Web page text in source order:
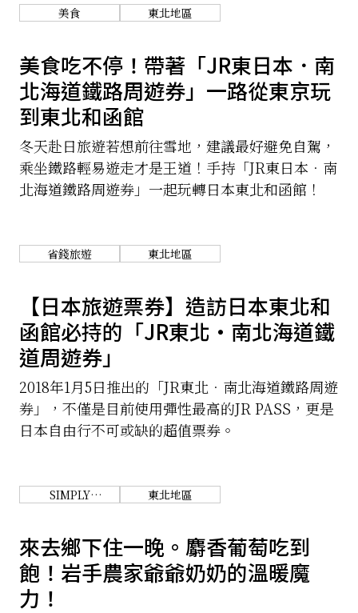
美食 東北地區
美食吃不停！帶著「JR東日本．南
北海道鐵路周遊券」一路從東京玩
到東北和函館
冬天赴日旅遊若想前往雪地，建議最好避免自駕，
乘坐鐵路輕易遊走才是王道！手持「JR東日本．南
北海道鐵路周遊券」一起玩轉日本東北和函館！
省錢旅遊 東北地區
【日本旅遊票券】造訪日本東北和
函館必持的「JR東北・南北海道鐵
道周遊券」
2018年1月5日推出的「JR東北．南北海道鐵路周遊
券」，不僅是目前使用彈性最高的JR PASS，更是
日本自由行不可或缺的超值票券。
SIMPLY
WONDERFUL.
東北地區
來去鄉下住一晚。麝香葡萄吃到
飽！岩手農家爺爺奶奶的溫暖魔
力！